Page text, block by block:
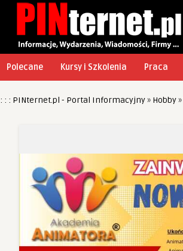
Polecane Kursy i Szkolenia Praca
: : : PINternet.pl - Portal Informacyjny» Hobby»